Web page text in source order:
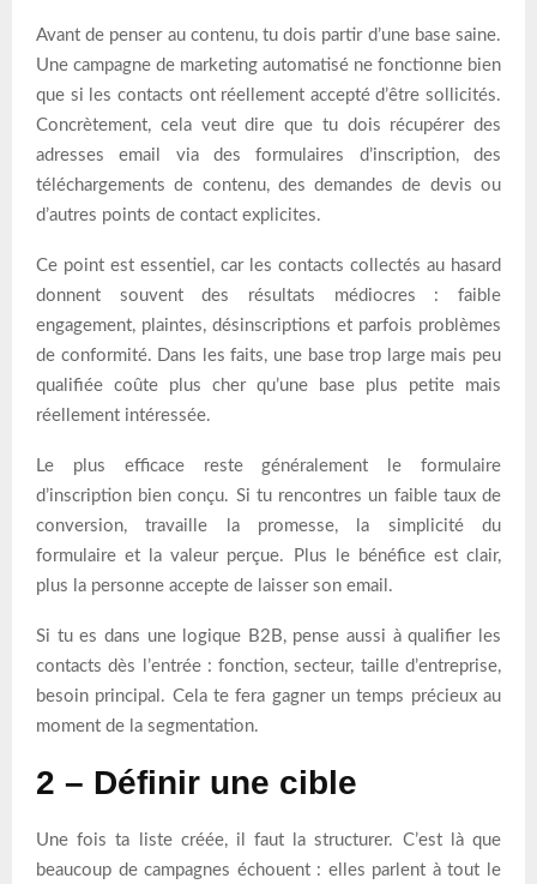
Avant de penser au contenu, tu dois partir d’une base saine.
Une campagne de marketing automatisé ne fonctionne bien
que si les contacts ont réellement accepté d’être sollicités.
Concrètement, cela veut dire que tu dois récupérer des
adresses email via des formulaires d’inscription, des
téléchargements de contenu, des demandes de devis ou
d’autres points de contact explicites.
Ce point est essentiel, car les contacts collectés au hasard
donnent souvent des résultats médiocres : faible
engagement, plaintes, désinscriptions et parfois problèmes
de conformité. Dans les faits, une base trop large mais peu
qualifiée coûte plus cher qu’une base plus petite mais
réellement intéressée.
Le plus efficace reste généralement le formulaire
d’inscription bien conçu. Si tu rencontres un faible taux de
conversion, travaille la promesse, la simplicité du
formulaire et la valeur perçue. Plus le bénéfice est clair,
plus la personne accepte de laisser son email.
Si tu es dans une logique B2B, pense aussi à qualifier les
contacts dès l’entrée : fonction, secteur, taille d’entreprise,
besoin principal. Cela te fera gagner un temps précieux au
moment de la segmentation.
2 – Définir une cible
Une fois ta liste créée, il faut la structurer. C’est là que
beaucoup de campagnes échouent : elles parlent à tout le